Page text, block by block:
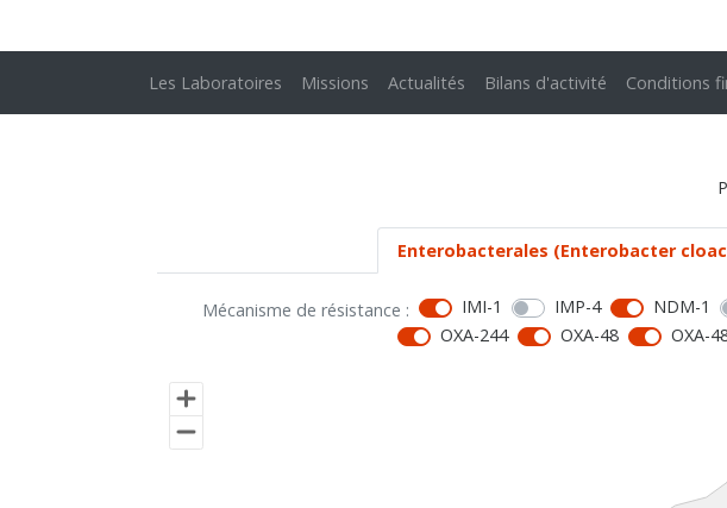
Les Laboratoires Missions Actualités Bilans d'activité Conditions
Enterobacterales (Enterobacter
Mécanisme de résistance : IMI-1 IMP-4 NDM-1
OXA-244
OXA-48 OXA-